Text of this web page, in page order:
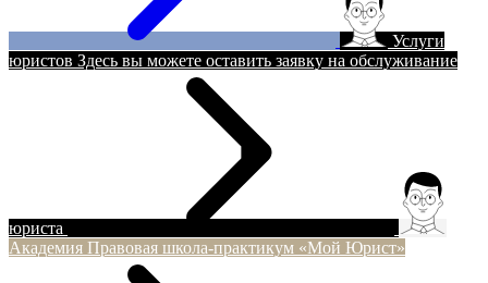
Услуги
юристов Здесь вы можете оставить заявку на обслуживание
юриста
Академия Правовая школа-практикум «Мой Юрист»